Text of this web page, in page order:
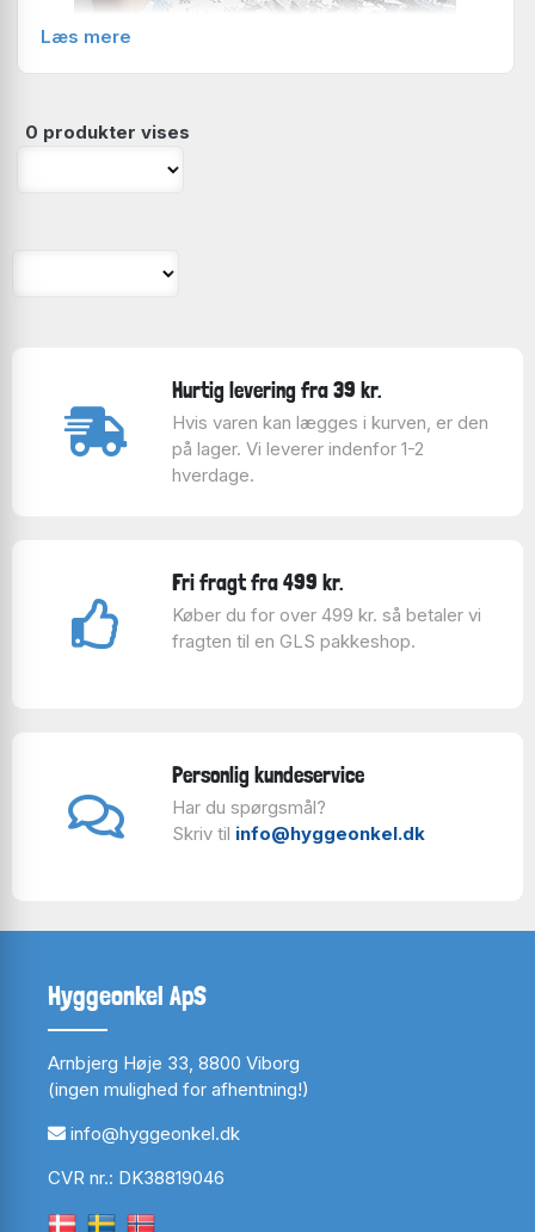
D-Toys er grundlagt i 2001 i Transsylvanien. Hvad der
startede som et familiefirma er siden vokset, så D-
For voksne har D-Toys lavet en serie af puslespil med
1000 brikker som omfatter over 130 motiver fra mere
end 40 berømte kunstnere. Puslespil med Van Gogh,
Monet, Renoir og Kandinskij er alle repræsenterede i
D-Toys sortiment. Ud over verdenskendte
Er du mere til humor end egentlig kunstelsker, så har
D-Toys lavet en serie af puslespil med tegnede
motiver. Her har fantasien fået frit løb og der er ofte
Læs mere
0 produkter vises
Hurtig levering fra 39 kr.
Hvis varen kan lægges i kurven, er den
på lager. Vi leverer indenfor 1-2
hverdage.
Fri fragt fra 499 kr.
Køber du for over 499 kr. så betaler vi
fragten til en GLS pakkeshop.
Personlig kundeservice
Har du spørgsmål?
Skriv til info@hyggeonkel.dk
Hyggeonkel ApS
Arnbjerg Høje 33, 8800 Viborg
(ingen mulighed for afhentning!)
info@hyggeonkel.dk
CVR nr.: DK38819046